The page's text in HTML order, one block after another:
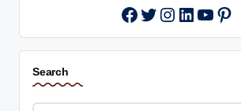
Twitter
Instagram
LinkedIn
Search